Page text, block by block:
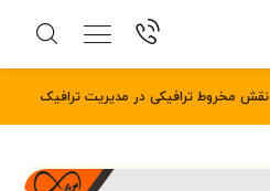
نقش مخروط ترافیکی در مدیریت ترافیک